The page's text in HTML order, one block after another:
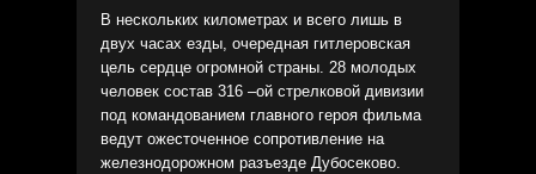
В нескольких километрах и всего лишь в
двух часах езды, очередная гитлеровская
цель сердце огромной страны. 28 молодых
человек состав 316 –ой стрелковой дивизии
под командованием главного героя фильма
ведут ожесточенное сопротивление на
железнодорожном разъезде Дубосеково.